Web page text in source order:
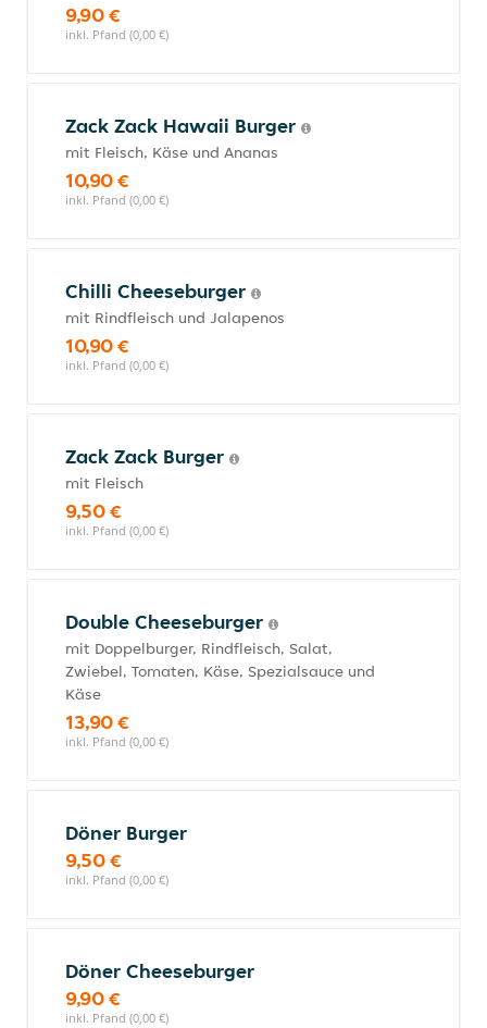
9,90 €
inkl. Pfand (0,00 €)
Zack Zack Hawaii Burger
mit Fleisch, Käse und Ananas
10,90 €
inkl. Pfand (0,00 €)
Chilli Cheeseburger
mit Rindfleisch und Jalapenos
10,90 €
inkl. Pfand (0,00 €)
Zack Zack Burger
mit Fleisch
9,50 €
inkl. Pfand (0,00 €)
Double Cheeseburger
mit Doppelburger, Rindfleisch, Salat,
Zwiebel, Tomaten, Käse, Spezialsauce und
Käse
13,90 €
inkl. Pfand (0,00 €)
Döner Burger
9,50 €
inkl. Pfand (0,00 €)
Döner Cheeseburger
9,90 €
inkl. Pfand (0,00 €)